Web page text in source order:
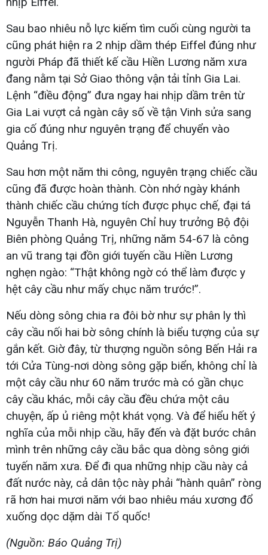
Sau bao nhiêu nỗ lực kiếm tìm cuối cùng người ta
cũng phát hiện ra 2 nhịp dầm thép Eiffel đúng như
người Pháp đã thiết kế cầu Hiền Lương năm xưa
đang nằm tại Sở Giao thông vận tải tỉnh Gia Lai.
Lệnh “điều động” đưa ngay hai nhịp dầm trên từ
Gia Lai vượt cả ngàn cây số về tận Vinh sửa sang
gia cố đúng như nguyên trạng để chuyển vào
Quảng Trị.
Sau hơn một năm thi công, nguyên trạng chiếc cầu
cũng đã được hoàn thành. Còn nhớ ngày khánh
thành chiếc cầu chứng tích được phục chế, đại tá
Nguyễn Thanh Hà, nguyên Chỉ huy trưởng Bộ đội
Biên phòng Quảng Trị, những năm 54-67 là công
an vũ trang tại đồn giới tuyến cầu Hiền Lương
nghẹn ngào: “Thật không ngờ có thể làm được y
hệt cây cầu như mấy chục năm trước!”.
Nếu dòng sông chia ra đôi bờ như sự phân ly thì
cây cầu nối hai bờ sông chính là biểu tượng của sự
gắn kết. Giờ đây, từ thượng nguồn sông Bến Hải ra
tới Cửa Tùng-nơi dòng sông gặp biển, không chỉ là
một cây cầu như 60 năm trước mà có gần chục
cây cầu khác, mỗi cây cầu đều chứa một câu
chuyện, ấp ủ riêng một khát vọng. Và để hiểu hết ý
nghĩa của mỗi nhịp cầu, hãy đến và đặt bước chân
mình trên những cây cầu bắc qua dòng sông giới
tuyến năm xưa. Để đi qua những nhịp cầu này cả
đất nước này, cả dân tộc này phải “hành quân” ròng
rã hơn hai mươi năm với bao nhiêu máu xương đổ
xuống dọc dặm dài Tổ quốc!
(Nguồn: Báo Quảng Trị)